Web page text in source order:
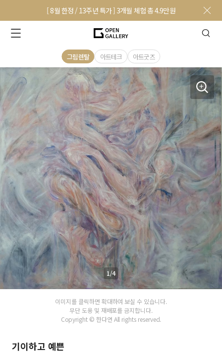
[ 8월 한정 / 13주년 특가 ] 3개월 체험 총 4.9만원
그림렌탈 아트테크 아트굿즈
1/4
이미지를 클릭하면 확대하여 보실 수 있습니다.
무단 도용 및 재배포를 금지합니다.
Copyright © 한다연 All rights reserved.
기이하고 예쁜